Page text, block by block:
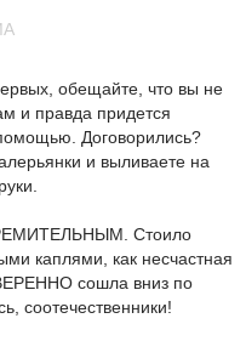
обещайте, что вы не
и правда придется
Договорились?
и выливаете на
Стоило
каплями, как несчастная
сошла вниз по
соотечественники!